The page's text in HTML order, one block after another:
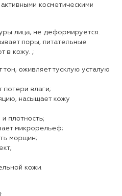
косметическими
лица, не деформируется.
поры, питательные
в кожу. ;
тон, оживляет тусклую усталую
потери влаги;
насыщает кожу
плотность;
микрорельеф;
морщин;
кожи.